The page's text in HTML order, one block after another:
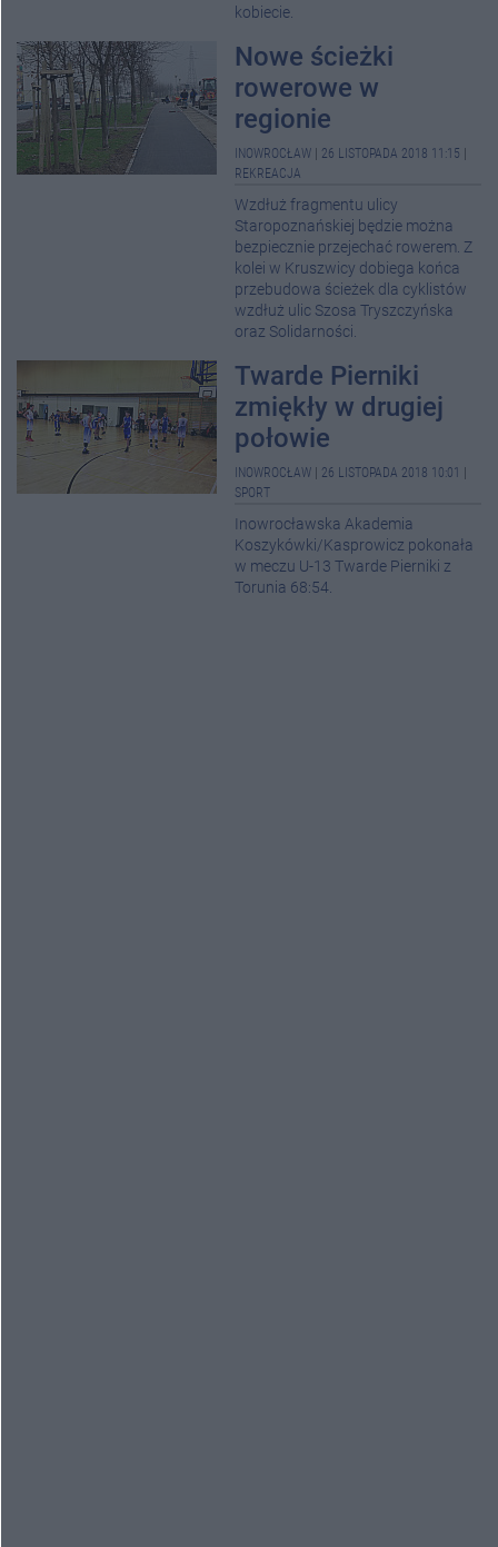
kobiecie.
Nowe ścieżki
rowerowe w
regionie
INOWROCŁAW 26 LISTOPADA 2018 11:15
REKREACJA
Wzdłuż fragmentu ulicy
Staropoznańskiej będzie można
bezpiecznie przejechać rowerem. Z
kolei w Kruszwicy dobiega końca
przebudowa ścieżek dla cyklistów
wzdłuż ulic Szosa Tryszczyńska
oraz Solidarności.
Twarde Pierniki
zmiękły w drugiej
połowie
INOWROCŁAW 26 LISTOPADA 2018 10:01
SPORT
Inowrocławska Akademia
Koszykówki/Kasprowicz pokonała
w meczu U-13 Twarde Pierniki z
Torunia 68:54.